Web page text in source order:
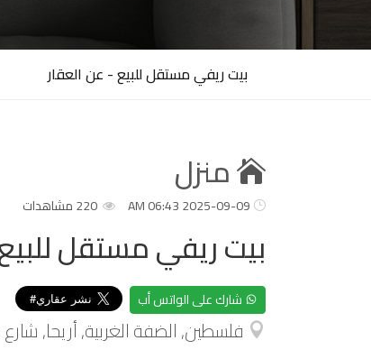
بيت ريفي مستقل للبيع - عن العقار
منزل
بيت ريفي مستقل
شارك على الواتس أب
فلسطين, الضفة الغربية, أريحا,